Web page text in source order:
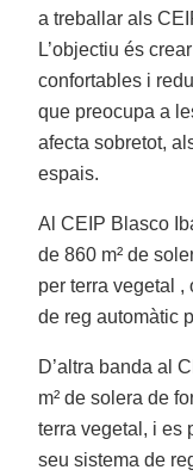
a treballar als
L’objectiu és
confortables i
que preocupa a
afecta sobretot,
espais.
Al CEIP Blasco
de 860 m² de
per terra vegetal ,
de reg automàtic
D’altra banda al
m² de solera de
terra vegetal, i es
seu sistema de